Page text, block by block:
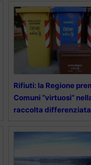
Rifiuti: la Regione
Comuni “virtuosi”
raccolta differenziata